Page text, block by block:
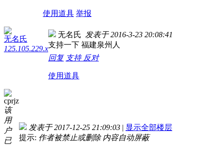
使用道具 举报
无名氏
125.105.229.x
无名氏 发表于 2016-3-23 20:08:41
支持一下 福建泉州人
回复 支持 反对
使用道具
cprjz
该
用
户
已
发表于 2017-12-25 21:09:03 | 显示全部楼层
提示: 作者被禁止或删除 内容自动屏蔽